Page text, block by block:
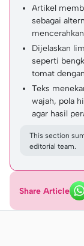
Artikel
sebagai
Dijelaskan
seperti
tomat
Teks
wajah, pola
agar hasil
This section
editorial team.
Share Article